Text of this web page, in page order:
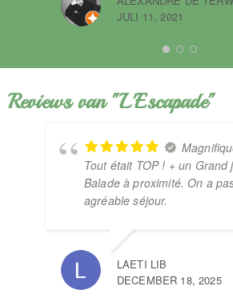
JULI 11, 2021
Reviews van "L'Escapade"
Tout était TOP ! + un Grand
Balade à proximité. On a
agréable séjour.
LAETI LIB
DECEMBER 18, 2025